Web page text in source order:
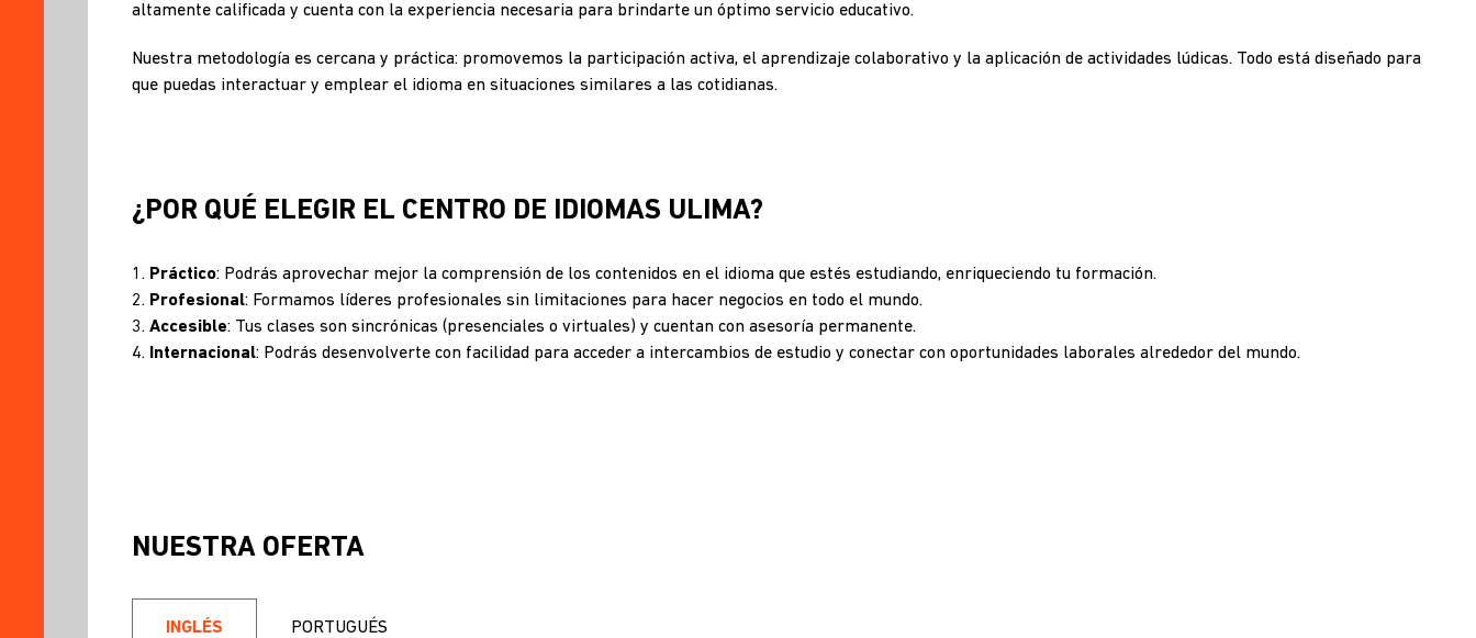
IDIOMAS
ULIMA?
OFERTA
VALIDACIÓN
IDIOMAS
CONVALIDACIÓN
altamente calificada y cuenta con la experiencia necesaria para brindarte un óptimo servicio educativo.
​Nuestra metodología es cercana y práctica: promovemos la participación activa, el aprendizaje colaborativo y la aplicación de actividades lúdicas. Todo está diseñado para
que puedas interactuar y emplear el idioma en situaciones similares a las cotidianas.
¿POR QUÉ ELEGIR EL CENTRO DE IDIOMAS ULIMA?
Práctico: Podrás aprovechar mejor la comprensión de los contenidos en el idioma que estés estudiando, enriqueciendo tu formación.
Profesional: Formamos líderes profesionales sin limitaciones para hacer negocios en todo el mundo.
Accesible: Tus clases son sincrónicas (presenciales o virtuales) y cuentan con asesoría permanente.
Internacional: Podrás desenvolverte con facilidad para acceder a intercambios de estudio y conectar con oportunidades laborales alrededor del mundo.
NUESTRA OFERTA
INGLÉS PORTUGUÉS